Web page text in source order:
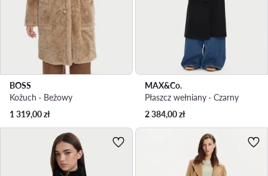
BOSS
Kożuch · Beżowy
1 319,00zł
MAX&Co.
Płaszcz wełniany · Czarny
2 384,00zł